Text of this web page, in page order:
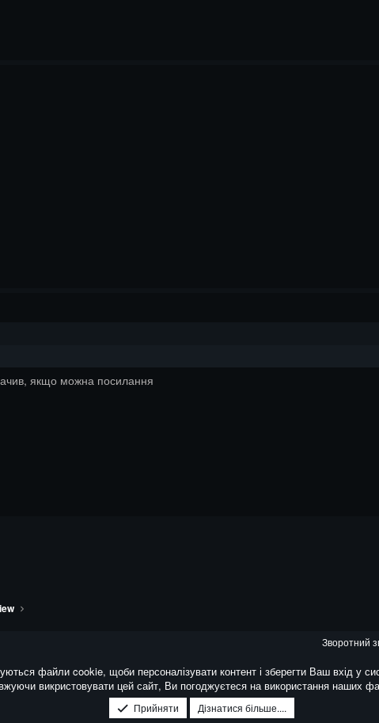
якщо можна посилання
Зворотний
файли cookie, щоби персоналізувати контент і зберегти Ваш вхід у
викристовувати цей сайт, Ви погоджуєтеся на використання наших
Прийняти Дізнатися більше....